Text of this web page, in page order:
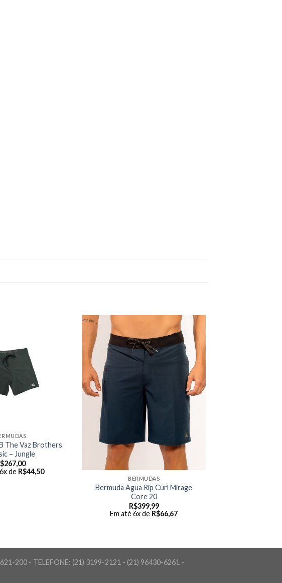
The Vaz Brothers
– Jungle
267,00
de R$44,50
BERMUDAS
Bermuda Agua Rip Curl Mirage
Core 20
R$399,99
Em até 6x de R$66,67
200 - TELEFONE: (21) 3199-2121 - (21) 96430-6261 -